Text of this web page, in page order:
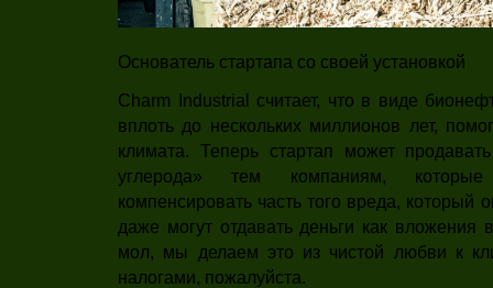
Основатель стартапа со своей установкой
Charm Industrial считает, что в виде
вплоть до нескольких миллионов лет,
климата. Теперь стартап может
углерода» тем компаниям, которые
компенсировать часть того вреда, который
даже могут отдавать деньги как вложения
мол, мы делаем это из чистой любви к
налогами, пожалуйста.